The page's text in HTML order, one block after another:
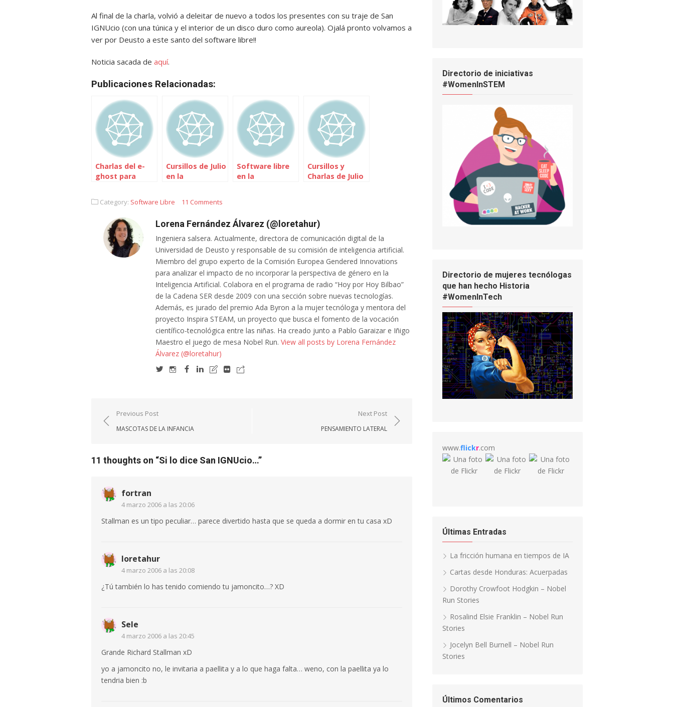
Al final de la charla, volvió a deleitar de nuevo a todos los presentes con su traje de San
IGNUcio (con una túnica y el interior de un disco duro como aureola). Ojalá pronto volvamos a
ver por Deusto a este santo del software libre!!
Noticia sacada de aquí.
Publicaciones Relacionadas:
Charlas del e-
ghost para
Cursillos de Julio
en la
Software libre
en la
Cursillos y
Charlas de Julio
Category: Software Libre 11 Comments
Lorena Fernández Álvarez (@loretahur)
Ingeniera salsera. Actualmente, directora de comunicación digital de la
Universidad de Deusto y responsable de su comisión de inteligencia artificial.
Miembro del grupo experto de la Comisión Europea Gendered Innovations
para analizar el impacto de no incorporar la perspectiva de género en la
Inteligencia Artificial. Colabora en el programa de radio “Hoy por Hoy Bilbao”
de la Cadena SER desde 2009 con una sección sobre nuevas tecnologías.
Además, es jurado del premio Ada Byron a la mujer tecnóloga y mentora del
proyecto Inspira STEAM, un proyecto que busca el fomento de la vocación
científico-tecnológica entre las niñas. Ha creado junto a Pablo Garaizar e Iñigo
Maestro el juego de mesa Nobel Run. View all posts by Lorena Fernández
Álvarez (@loretahur)
Navegación
de
Previous Post
MASCOTAS DE LA INFANCIA
Next Post
PENSAMIENTO LATERAL
11 thoughts on “Si lo dice San IGNUcio…”
fortran
4 marzo 2006 a las 20:06
Stallman es un tipo peculiar… parece divertido hasta que se queda a dormir en tu casa xD
loretahur
4 marzo 2006 a las 20:08
¿Tú también lo has tenido comiendo tu jamoncito…? XD
Sele
4 marzo 2006 a las 20:45
Grande Richard Stallman xD
yo a jamoncito no, le invitaria a paellita y a lo que haga falta… weno, con la paellita ya lo
tendria bien :b
Directorio de iniciativas
#WomenInSTEM
Directorio de mujeres tecnólogas
que han hecho Historia
#WomenInTech
www.flickr.com
Últimas Entradas
La fricción humana en tiempos de IA
Cartas desde Honduras: Acuerpadas
Dorothy Crowfoot Hodgkin – Nobel
Run Stories
Rosalind Elsie Franklin – Nobel Run
Stories
Jocelyn Bell Burnell – Nobel Run
Stories
Últimos Comentarios